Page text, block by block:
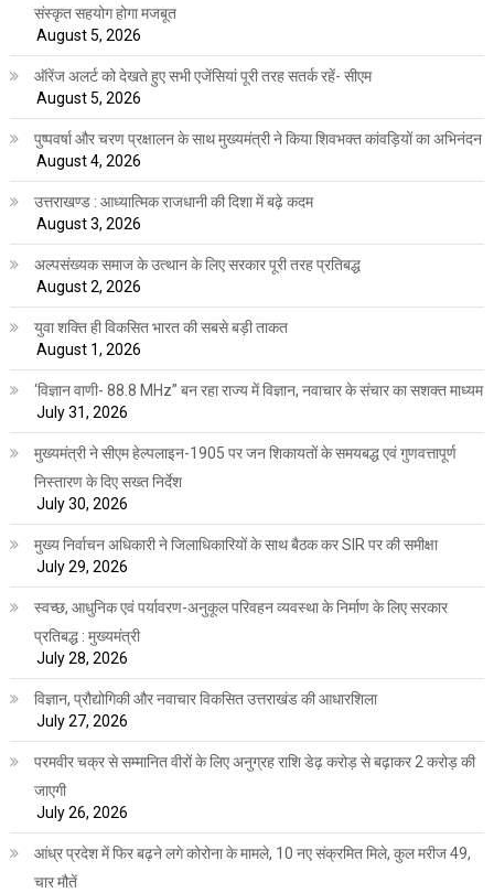
संस्कृत सहयोग होगा मजबूत
August 5, 2026
ऑरेंज अलर्ट को देखते हुए सभी एजेंसियां पूरी तरह सतर्क रहें- सीएम
August 5, 2026
पुष्पवर्षा और चरण प्रक्षालन के साथ मुख्यमंत्री ने किया शिवभक्त कांवड़ियों का अभिनंदन
August 4, 2026
उत्तराखण्ड : आध्यात्मिक राजधानी की दिशा में बढ़े कदम
August 3, 2026
अल्पसंख्यक समाज के उत्थान के लिए सरकार पूरी तरह प्रतिबद्ध
August 2, 2026
युवा शक्ति ही विकसित भारत की सबसे बड़ी ताकत
August 1, 2026
‘विज्ञान वाणी- 88.8 MHz” बन रहा राज्य में विज्ञान, नवाचार के संचार का सशक्त माध्यम
July 31, 2026
मुख्यमंत्री ने सीएम हेल्पलाइन-1905 पर जन शिकायतों के समयबद्ध एवं गुणवत्तापूर्ण
निस्तारण के दिए सख्त निर्देश
July 30, 2026
मुख्य निर्वाचन अधिकारी ने जिलाधिकारियों के साथ बैठक कर SIR पर की समीक्षा
July 29, 2026
स्वच्छ, आधुनिक एवं पर्यावरण-अनुकूल परिवहन व्यवस्था के निर्माण के लिए सरकार
प्रतिबद्ध : मुख्यमंत्री
July 28, 2026
विज्ञान, प्रौद्योगिकी और नवाचार विकसित उत्तराखंड की आधारशिला
July 27, 2026
परमवीर चक्र से सम्मानित वीरों के लिए अनुग्रह राशि डेढ़ करोड़ से बढ़ाकर 2 करोड़ की
जाएगी
July 26, 2026
आंध्र प्रदेश में फिर बढ़ने लगे कोरोना के मामले, 10 नए संक्रमित मिले, कुल मरीज 49,
चार मौतें